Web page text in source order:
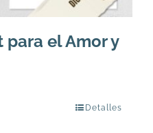
para el Amor y
Detalles